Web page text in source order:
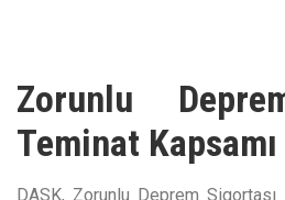
Zorunlu
Teminat Kapsamı
DASK, Zorunlu Deprem